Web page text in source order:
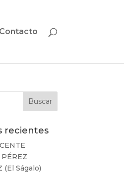
Contacto
recientes
(El Ságalo)